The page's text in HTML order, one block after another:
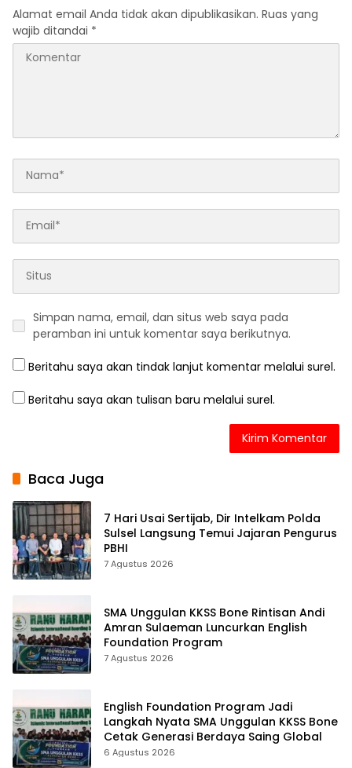
Alamat email Anda tidak akan dipublikasikan. Ruas yang
wajib ditandai *
Simpan nama, email, dan situs web saya pada
peramban ini untuk komentar saya berikutnya.
Beritahu saya akan tindak lanjut komentar melalui surel.
Beritahu saya akan tulisan baru melalui surel.
Baca Juga
7 Hari Usai Sertijab, Dir Intelkam Polda
Sulsel Langsung Temui Jajaran Pengurus
PBHI
7 Agustus 2026
SMA Unggulan KKSS Bone Rintisan Andi
Amran Sulaeman Luncurkan English
Foundation Program
7 Agustus 2026
English Foundation Program Jadi
Langkah Nyata SMA Unggulan KKSS Bone
Cetak Generasi Berdaya Saing Global
6 Agustus 2026